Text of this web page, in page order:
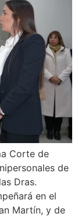
Corte de
de
Dras.
en el
Martín, y de